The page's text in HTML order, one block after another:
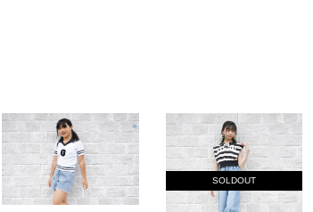
SOLDOUT